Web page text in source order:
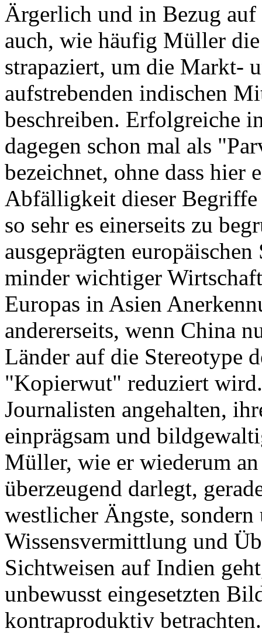
Ärgerlich und in Bezug auf
auch, wie häufig Müller
strapaziert, um die Markt-
aufstrebenden indischen
beschreiben. Erfolgreiche
dagegen schon mal als
bezeichnet, ohne dass hier
Abfälligkeit dieser Begriffe
so sehr es einerseits zu
ausgeprägten
minder wichtiger
Europas in Asien
andererseits, wenn China
Länder auf die Stereotype
"Kopierwut" reduziert
Journalisten angehalten,
einprägsam und
Müller, wie er wiederum an
überzeugend darlegt,
westlicher Ängste,
Wissensvermittlung und
Sichtweisen auf Indien
unbewusst eingesetzten
kontraproduktiv betrachten.